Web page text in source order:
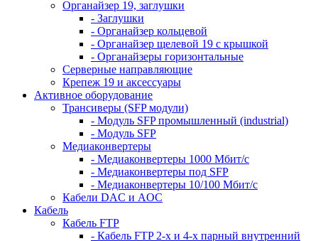
Органайзер 19, заглушки
- Заглушки
- Органайзер кольцевой
- Органайзер щелевой 19 с крышкой
- Органайзеры горизонтальные
Серверные направляющие
Крепеж 19 и аксессуары
Активное оборудование
Трансиверы (SFP модули)
- Модуль SFP промышленный (industrial)
- Модуль SFP
Медиаконвертеры
- Медиаконвертеры 1000 Мбит/с
- Медиаконвертеры под SFP
- Медиаконвертеры 10/100 Мбит/с
Кабели DAC и AOC
Кабель
Кабель FTP
- Кабель FTP 2-х и 4-х парный внутренний